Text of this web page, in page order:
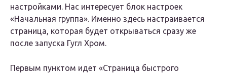
настройками. Нас интересует блок настроек
«Начальная группа». Именно здесь настраивается
страница, которая будет открываться сразу же
после запуска Гугл Хром.
Первым пунктом идет «Страница быстрого